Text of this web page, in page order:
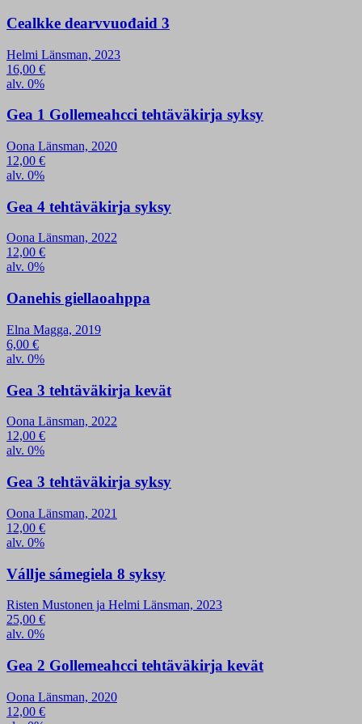
Cealkke dearvvuođaid 3
Helmi Länsman, 2023
16,00 €
alv. 0%
Gea 1 Gollemeahcci tehtäväkirja syksy
Oona Länsman, 2020
12,00 €
alv. 0%
Gea 4 tehtäväkirja syksy
Oona Länsman, 2022
12,00 €
alv. 0%
Oanehis giellaoahppa
Elna Magga, 2019
6,00 €
alv. 0%
Gea 3 tehtäväkirja kevät
Oona Länsman, 2022
12,00 €
alv. 0%
Gea 3 tehtäväkirja syksy
Oona Länsman, 2021
12,00 €
alv. 0%
Vállje sámegiela 8 syksy
Risten Mustonen ja Helmi Länsman, 2023
25,00 €
alv. 0%
Gea 2 Gollemeahcci tehtäväkirja kevät
Oona Länsman, 2020
12,00 €